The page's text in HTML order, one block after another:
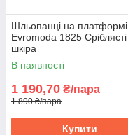
Шльопанці на платформі
Evromoda 1825 Сріблясті
шкіра
В наявності
1 190,70 ₴/пара
1 890 ₴/пара
Купити